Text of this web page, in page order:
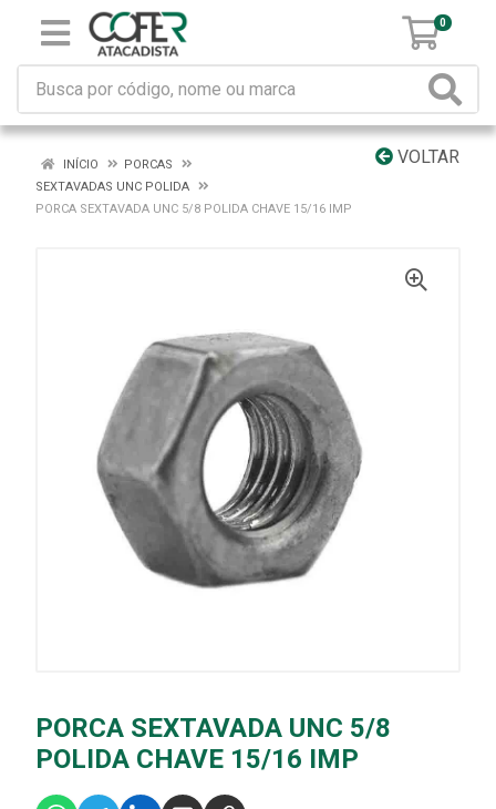
0
VOLTAR
INÍCIO
PORCAS
SEXTAVADAS UNC POLIDA
PORCA SEXTAVADA UNC 5/8 POLIDA CHAVE 15/16 IMP
PORCA SEXTAVADA UNC 5/8
POLIDA CHAVE 15/16 IMP